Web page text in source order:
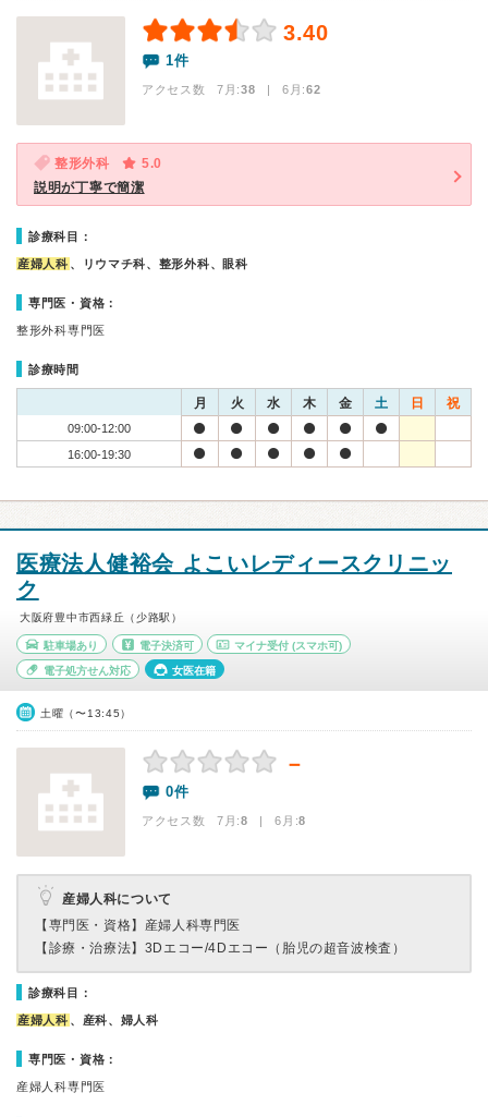
3.40
1件
アクセス数 7月:38 | 6月:62
整形外科
5.0
説明が丁寧で簡潔
診療科目：
産婦人科 、リウマチ科、整形外科、眼科
専門医・資格：
整形外科専門医
診療時間
月 火 水 木 金 土 日 祝
09:00-12:00
16:00-19:30
医療法人健裕会 よこいレディースクリニッ
ク
大阪府豊中市西緑丘（少路駅）
駐車場あり 電子決済可 マイナ受付 (スマホ可)
電子処方せん対応 女医在籍
土曜（〜13:45）
－
0件
アクセス数 7月:8 | 6月:8
産婦人科について
【専門医・資格】 産婦人科専門医
【診療・治療法】 3Dエコー/4Dエコー（胎児の超音波検査）
診療科目：
産婦人科 、産科、婦人科
専門医・資格：
産婦人科専門医